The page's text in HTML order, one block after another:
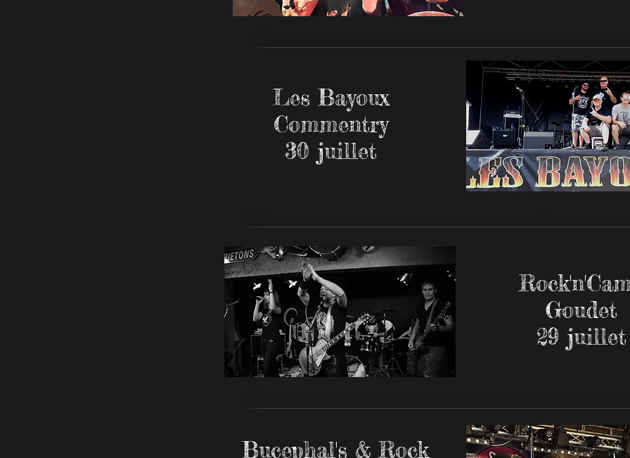
Les Bayoux
Commentry
30 juillet
Goudet
29 juillet
Bucephal's & Rock